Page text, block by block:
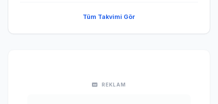
Tüm Takvimi Gör
REKLAM